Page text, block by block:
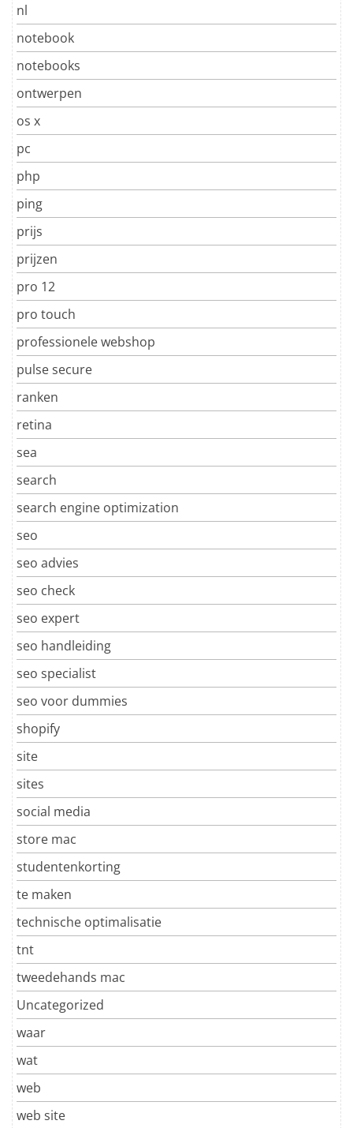
nl
notebook
notebooks
ontwerpen
os x
pc
php
ping
prijs
prijzen
pro 12
pro touch
professionele webshop
pulse secure
ranken
retina
sea
search
search engine optimization
seo
seo advies
seo check
seo expert
seo handleiding
seo specialist
seo voor dummies
shopify
site
sites
social media
store mac
studentenkorting
te maken
technische optimalisatie
tnt
tweedehands mac
Uncategorized
waar
wat
web
web site